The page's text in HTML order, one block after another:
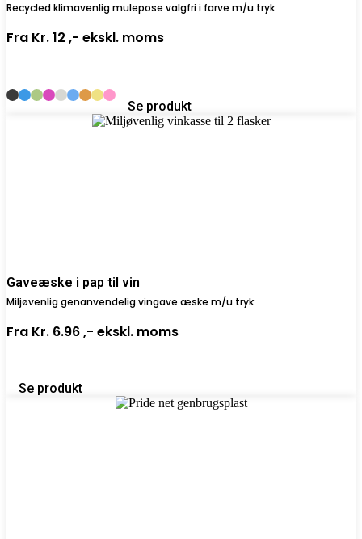
Recycled klimavenlig mulepose valgfri i farve m/u tryk
Fra Kr. 12 ,- ekskl. moms
Se produkt
Gaveæske i pap til vin
Miljøvenlig genanvendelig vingave æske m/u tryk
Fra Kr. 6.96 ,- ekskl. moms
Se produkt